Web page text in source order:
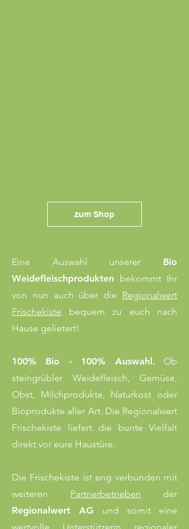
zum Shop
Eine Auswahl unserer Bio
Weidefleischprodukten bekommt Ihr
von nun auch über die Regionalwert
Frischekiste bequem zu euch nach
Hause gelietert!
100% Bio - 100% Auswahl. Ob
steingrübler Weidefleisch, Gemüse,
Obst, Milchprodukte, Naturkost oder
Bioprodukte aller Art. Die Regionalwert
Frischekiste liefert die bunte Vielfalt
direkt vor eure Haustüre.
Die Frischekiste ist eng verbunden mit
weiteren Partnerbetrieben der
Regionalwert AG und somit eine